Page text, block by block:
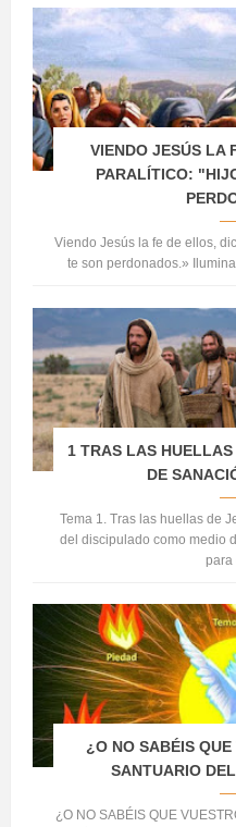
VIENDO JESÚS LA
PARALÍTICO:
Viendo Jesús la fe de ellos,
te son perdonados.»
1 TRAS LAS HUELLAS
DE
Tema 1. Tras las huellas de
del discipulado como medio
para
¿O NO SABÉIS QUE
SANTUARIO
¿O NO SABÉIS QUE